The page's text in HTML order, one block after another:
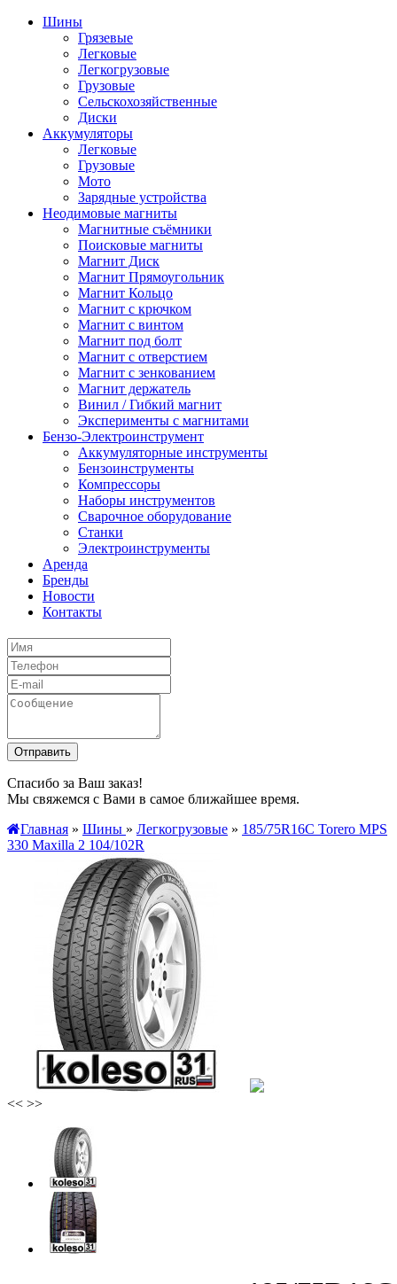
Шины
Грязевые
Легковые
Легкогрузовые
Грузовые
Сельскохозяйственные
Диски
Аккумуляторы
Легковые
Грузовые
Мото
Зарядные устройства
Неодимовые магниты
Магнитные съёмники
Поисковые магниты
Магнит Диск
Магнит Пря­мо­уголь­ник
Магнит Кольцо
Магнит с крючком
Магнит с винтом
Магнит под болт
Магнит с отверстием
Магнит с зенкованием
Магнит держатель
Винил / Гибкий магнит
Эксперименты с магнитами
Бензо-Электроинструмент
Аккумуляторные инструменты
Бензоинструменты
Компрессоры
Наборы инструментов
Сварочное оборудование
Станки
Электроинструменты
Аренда
Бренды
Новости
Контакты
Спасибо за Ваш заказ!
Мы свяжемся с Вами в самое ближайшее время.
Главная » Шины » Легкогрузовые » 185/75R16C Torero MPS
330 Maxilla 2 104/102R
<< >>